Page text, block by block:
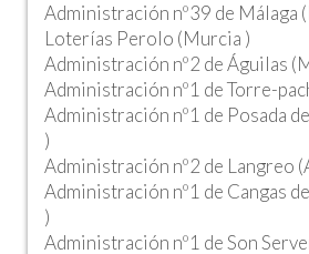
Administración nº39 de Málaga
Loterías Perolo (Murcia )
Administración nº2 de Águilas
Administración nº1 de Torre-
Administración nº1 de Posada
)
Administración nº2 de Langreo
Administración nº1 de Cangas
)
Administración nº1 de Son